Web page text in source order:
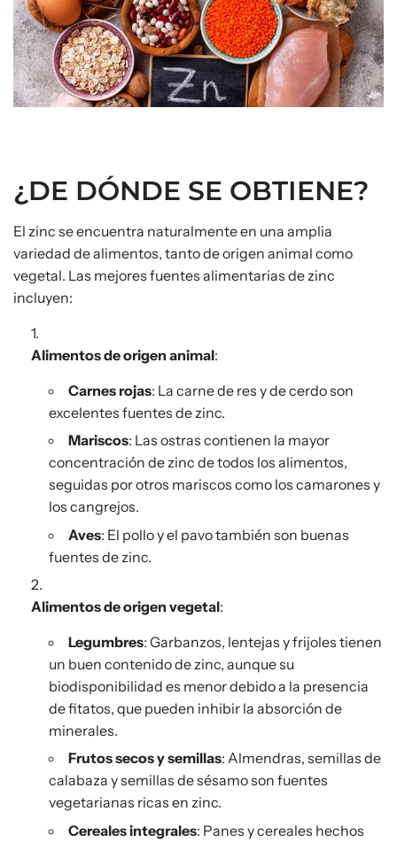
¿DE DÓNDE SE OBTIENE?
El zinc se encuentra naturalmente en una amplia
variedad de alimentos, tanto de origen animal como
vegetal. Las mejores fuentes alimentarias de zinc
incluyen:
Alimentos de origen animal:
Carnes rojas: La carne de res y de cerdo son
excelentes fuentes de zinc.
Mariscos: Las ostras contienen la mayor
concentración de zinc de todos los alimentos,
seguidas por otros mariscos como los camarones y
los cangrejos.
Aves: El pollo y el pavo también son buenas
fuentes de zinc.
Alimentos de origen vegetal:
Legumbres: Garbanzos, lentejas y frijoles tienen
un buen contenido de zinc, aunque su
biodisponibilidad es menor debido a la presencia
de fitatos, que pueden inhibir la absorción de
minerales.
Frutos secos y semillas: Almendras, semillas de
calabaza y semillas de sésamo son fuentes
vegetarianas ricas en zinc.
Cereales integrales: Panes y cereales hechos